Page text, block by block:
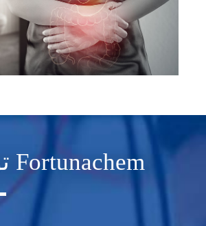
تواصل مع Fortunachem